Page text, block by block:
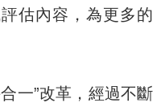
估內容，為更多的
”改革，經過不斷